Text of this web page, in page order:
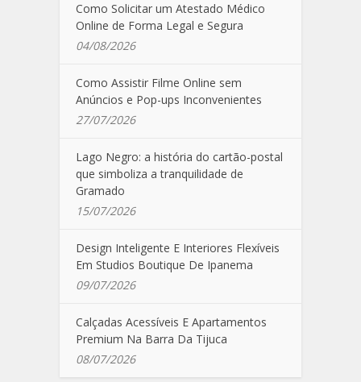
Como Solicitar um Atestado Médico
Online de Forma Legal e Segura
04/08/2026
Como Assistir Filme Online sem
Anúncios e Pop-ups Inconvenientes
27/07/2026
Lago Negro: a história do cartão-postal
que simboliza a tranquilidade de
Gramado
15/07/2026
Design Inteligente E Interiores Flexíveis
Em Studios Boutique De Ipanema
09/07/2026
Calçadas Acessíveis E Apartamentos
Premium Na Barra Da Tijuca
08/07/2026